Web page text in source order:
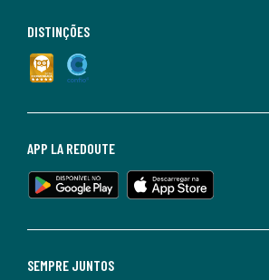
SEMPRE JUNTOS
APP LA REDOUTE
DISTINÇÕES